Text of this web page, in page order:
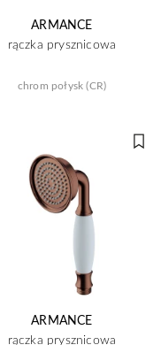
ARMANCE
rączka prysznicowa
chrom połysk (CR)
ARMANCE
rączka prysznicowa